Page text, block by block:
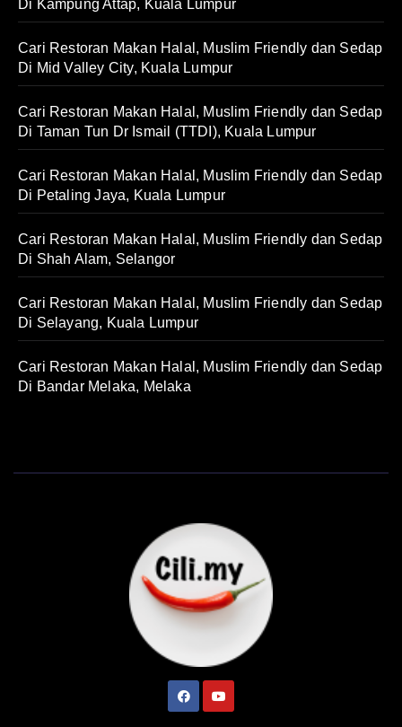
Di Kampung Attap, Kuala Lumpur
Cari Restoran Makan Halal, Muslim Friendly dan Sedap
Di Mid Valley City, Kuala Lumpur
Cari Restoran Makan Halal, Muslim Friendly dan Sedap
Di Taman Tun Dr Ismail (TTDI), Kuala Lumpur
Cari Restoran Makan Halal, Muslim Friendly dan Sedap
Di Petaling Jaya, Kuala Lumpur
Cari Restoran Makan Halal, Muslim Friendly dan Sedap
Di Shah Alam, Selangor
Cari Restoran Makan Halal, Muslim Friendly dan Sedap
Di Selayang, Kuala Lumpur
Cari Restoran Makan Halal, Muslim Friendly dan Sedap
Di Bandar Melaka, Melaka